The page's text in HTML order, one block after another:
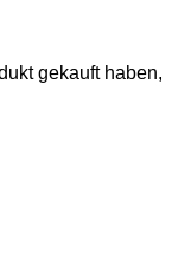
gekauft haben,